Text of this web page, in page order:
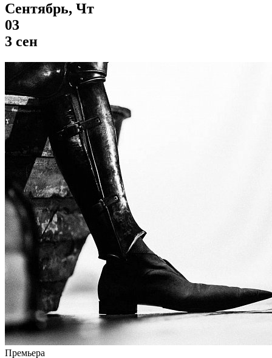
Сентябрь, Чт
03
3 сен
Премьера